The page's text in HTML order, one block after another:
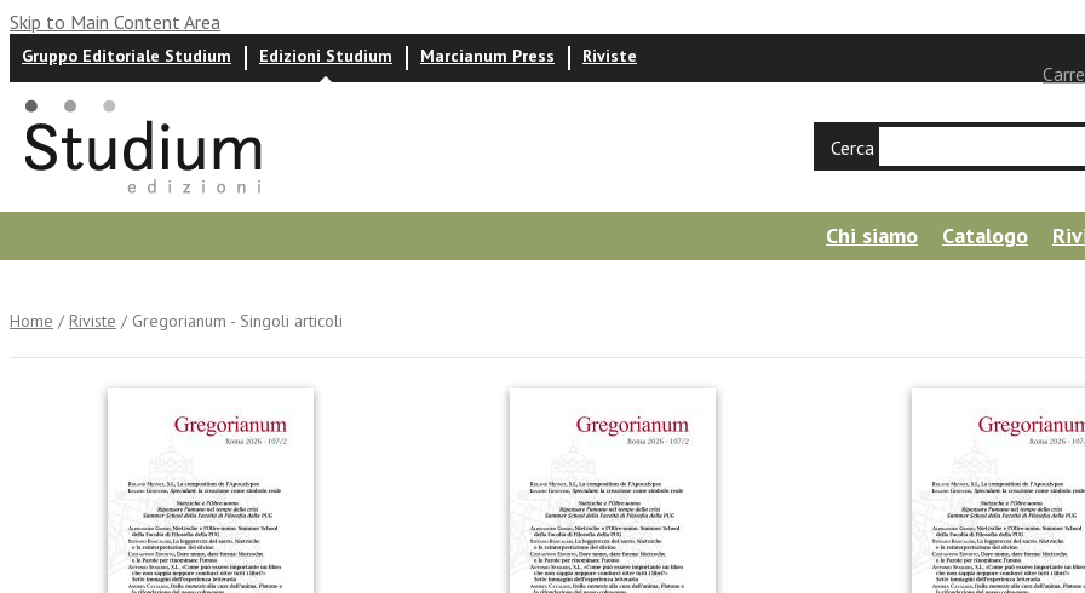
Skip to Main Content Area
Gruppo Editoriale Studium Edizioni Studium Marcianum Press Riviste
Cerca
Chi siamo Catalogo
Home / Riviste / Gregorianum - Singoli articoli